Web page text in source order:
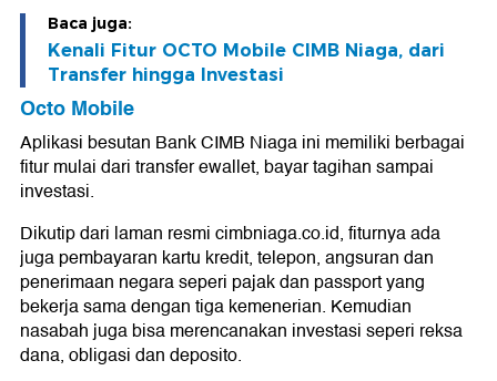
Baca juga:
Kenali Fitur OCTO Mobile CIMB Niaga, dari
Transfer hingga Investasi
Octo Mobile
Aplikasi besutan Bank CIMB Niaga ini memiliki berbagai
fitur mulai dari transfer ewallet, bayar tagihan sampai
investasi.
Dikutip dari laman resmi cimbniaga.co.id, fiturnya ada
juga pembayaran kartu kredit, telepon, angsuran dan
penerimaan negara seperi pajak dan passport yang
bekerja sama dengan tiga kemenerian. Kemudian
nasabah juga bisa merencanakan investasi seperi reksa
dana, obligasi dan deposito.